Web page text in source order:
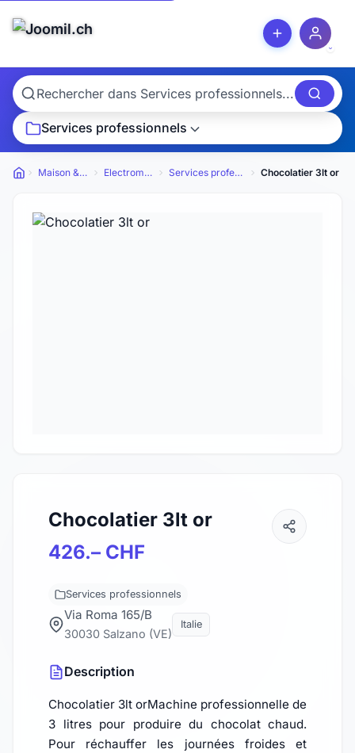
Services professionnels
Petites annonces
Maison & Jardin Electroménager Services professionnels Chocolatier 3lt or
Chocolatier 3lt or
426.– CHF
Services professionnels
Via Roma 165/B
30030 Salzano (VE)
Italie
Description
Chocolatier 3lt orMachine professionnelle de
3 litres pour produire du chocolat chaud.
Pour réchauffer les journées froides et